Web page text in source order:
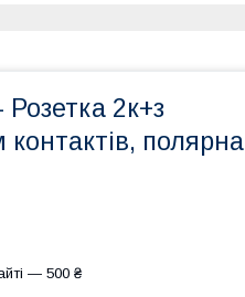
2к+з
контактів, полярна
— 500 ₴